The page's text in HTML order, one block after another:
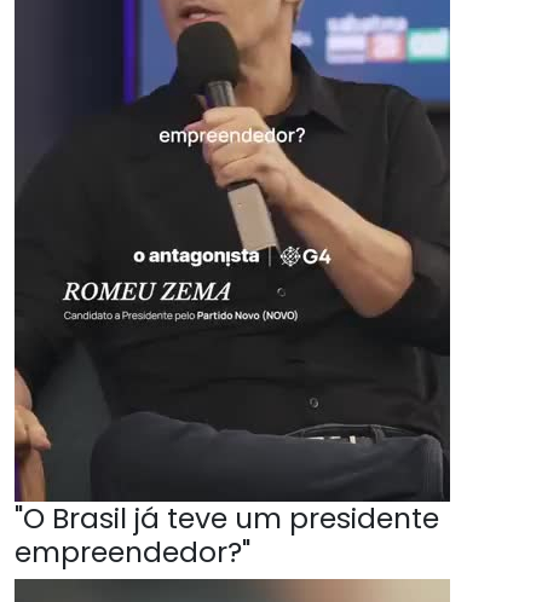
"O Brasil já teve um presidente
empreendedor?"